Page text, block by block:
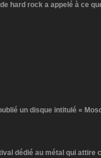
hard rock a appelé à ce
un disque intitulé «
dédié au métal qui attire